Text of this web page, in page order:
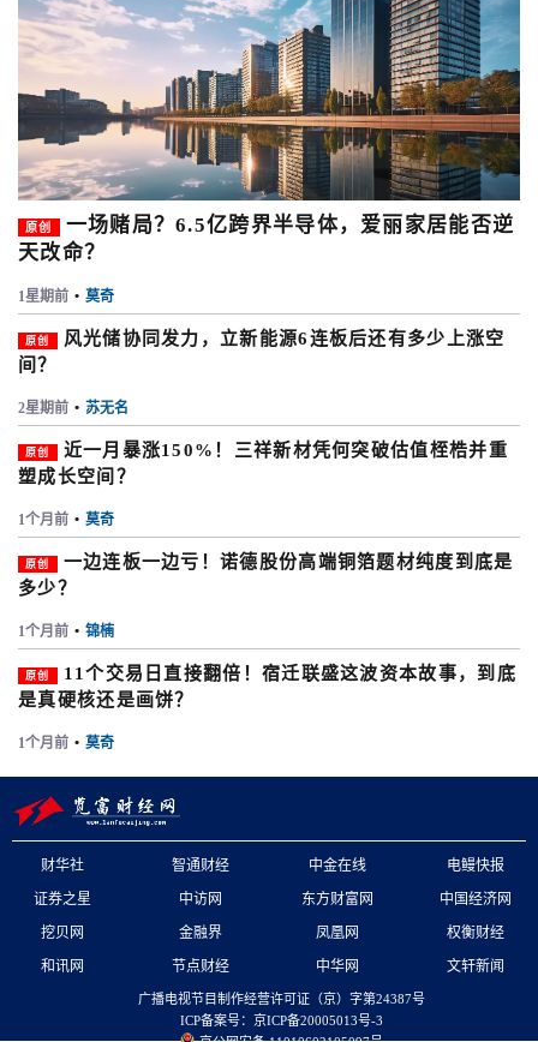
原创
一场赌局？6.5亿跨界半导体，爱丽家居能否逆
天改命？
1星期前 • 莫奇
原创
风光储协同发力，立新能源6连板后还有多少上涨空
间？
2星期前 • 苏无名
原创
近一月暴涨150%！三祥新材凭何突破估值桎梏并重
塑成长空间？
1个月前 • 莫奇
原创
一边连板一边亏！诺德股份高端铜箔题材纯度到底是
多少？
1个月前 • 锦楠
原创
11个交易日直接翻倍！宿迁联盛这波资本故事，到底
是真硬核还是画饼？
1个月前 • 莫奇
财华社 智通财经 中金在线
电鳗快报
证券之星
中访网 东方财富网
中国经济网
挖贝网
金融界 凤凰网
权衡财经
和讯网
节点财经 中华网 文轩新闻
广播电视节目制作经营许可证（京）字第24387号
ICP备案号：京ICP备20005013号-3